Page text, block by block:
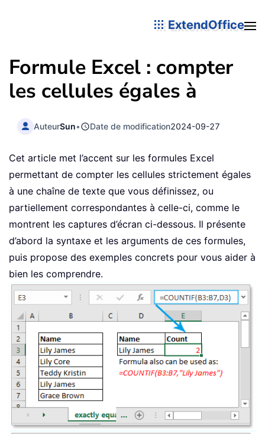
ExtendOffice
Formule Excel : compter
les cellules égales à
AuteurSun• Date de modification2024-09-27
Cet article met l’accent sur les formules Excel
permettant de compter les cellules strictement égales
à une chaîne de texte que vous définissez, ou
partiellement correspondantes à celle-ci, comme le
montrent les captures d’écran ci-dessous. Il présente
d’abord la syntaxe et les arguments de ces formules,
puis propose des exemples concrets pour vous aider à
bien les comprendre.